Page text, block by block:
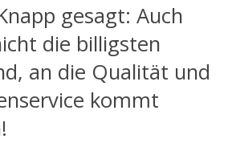
gesagt: Auch
die billigsten
an die Qualität und
kommt